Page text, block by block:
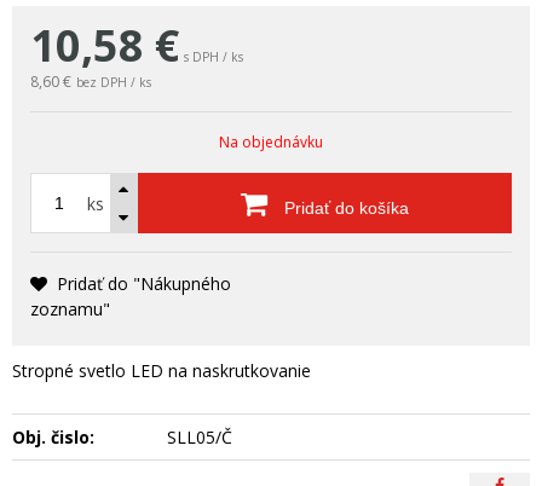
10,58 € s DPH / ks
8,60 € bez DPH / ks
Na objednávku
ks Pridať do košíka
Pridať do "Nákupného
zoznamu"
Stropné svetlo LED na naskrutkovanie
Obj. čislo: SLL05/Č